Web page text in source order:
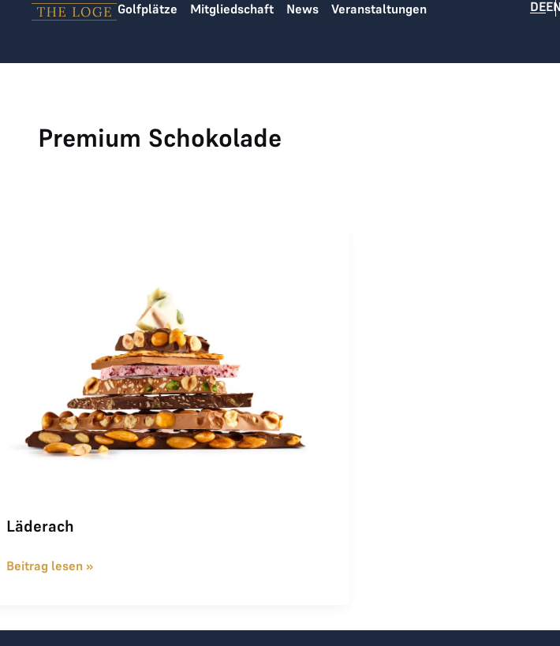
Zum Inhalt springen Golfplätze Mitgliedschaft News Veranstaltungen
Premium Schokolade
Läderach
Beitrag lesen »